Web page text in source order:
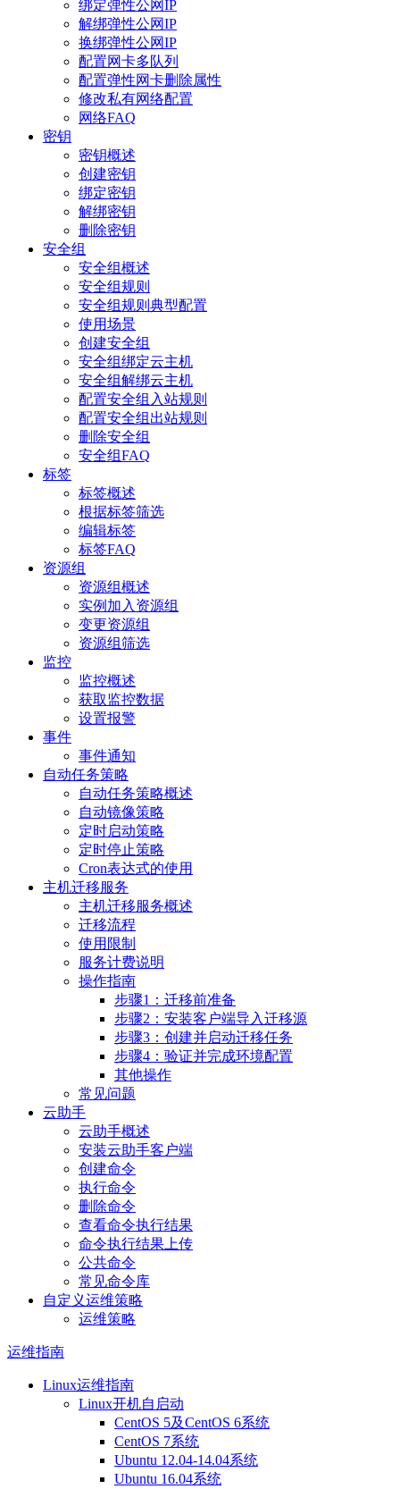
绑定弹性公网IP
解绑弹性公网IP
换绑弹性公网IP
配置网卡多队列
配置弹性网卡删除属性
修改私有网络配置
网络FAQ
密钥
密钥概述
创建密钥
绑定密钥
解绑密钥
删除密钥
安全组
安全组概述
安全组规则
安全组规则典型配置
使用场景
创建安全组
安全组绑定云主机
安全组解绑云主机
配置安全组入站规则
配置安全组出站规则
删除安全组
安全组FAQ
标签
标签概述
根据标签筛选
编辑标签
标签FAQ
资源组
资源组概述
实例加入资源组
变更资源组
资源组筛选
监控
监控概述
获取监控数据
设置报警
事件
事件通知
自动任务策略
自动任务策略概述
自动镜像策略
定时启动策略
定时停止策略
Cron表达式的使用
主机迁移服务
主机迁移服务概述
迁移流程
使用限制
服务计费说明
操作指南
步骤1：迁移前准备
步骤2：安装客户端导入迁移源
步骤3：创建并启动迁移任务
步骤4：验证并完成环境配置
其他操作
常见问题
云助手
云助手概述
安装云助手客户端
创建命令
执行命令
删除命令
查看命令执行结果
命令执行结果上传
公共命令
常见命令库
自定义运维策略
运维策略
运维指南
Linux运维指南
Linux开机自启动
CentOS 5及CentOS 6系统
CentOS 7系统
Ubuntu 12.04-14.04系统
Ubuntu 16.04系统